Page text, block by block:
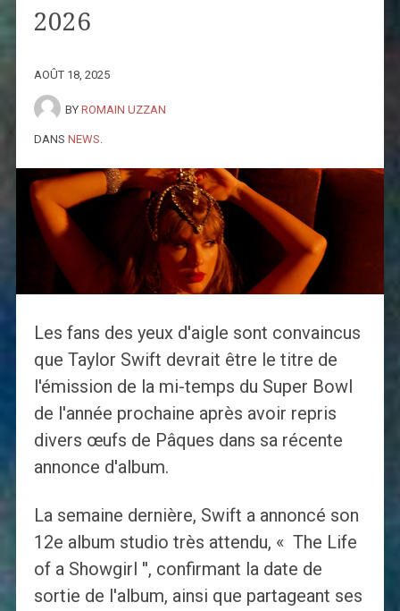
2026
AOÛT 18, 2025
BY ROMAIN UZZAN
DANS NEWS
Les fans des yeux d'aigle sont convaincus
que Taylor Swift devrait être le titre de
l'émission de la mi-temps du Super Bowl
de l'année prochaine après avoir repris
divers œufs de Pâques dans sa récente
annonce d'album.
La semaine dernière, Swift a annoncé son
12e album studio très attendu, « The Life
of a Showgirl '', confirmant la date de
sortie de l'album, ainsi que partageant ses